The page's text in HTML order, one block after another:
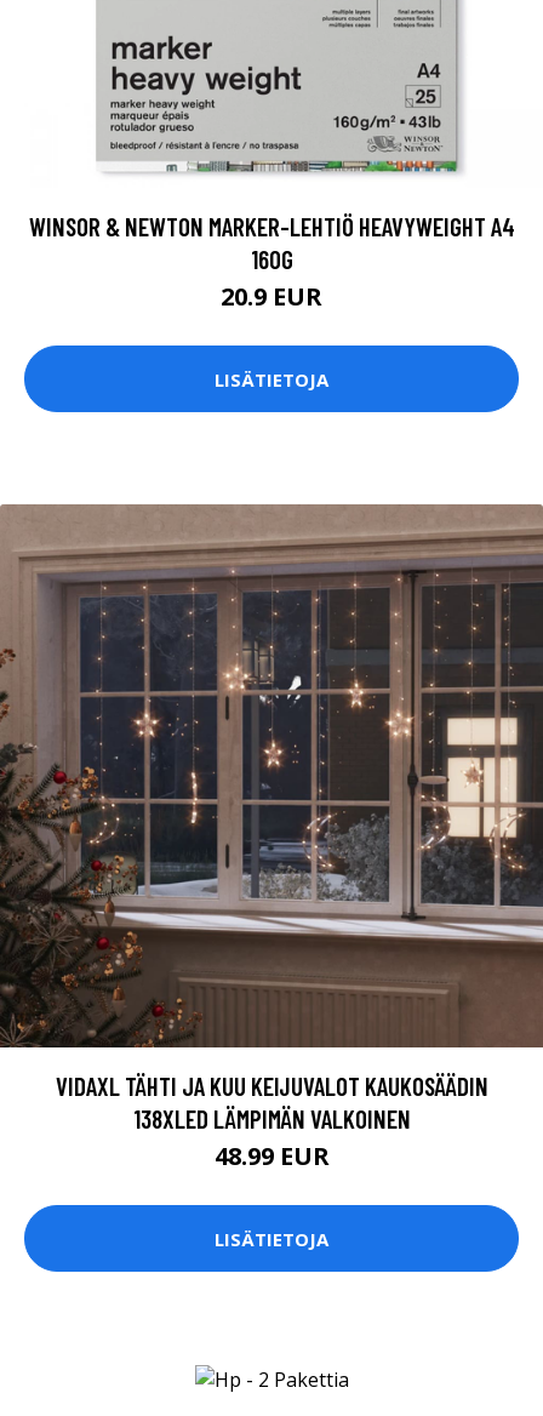
WINSOR & NEWTON MARKER-LEHTIÖ HEAVYWEIGHT A4
160G
20.9 EUR
LISÄTIETOJA
VIDAXL TÄHTI JA KUU KEIJUVALOT KAUKOSÄÄDIN
138XLED LÄMPIMÄN VALKOINEN
48.99 EUR
LISÄTIETOJA